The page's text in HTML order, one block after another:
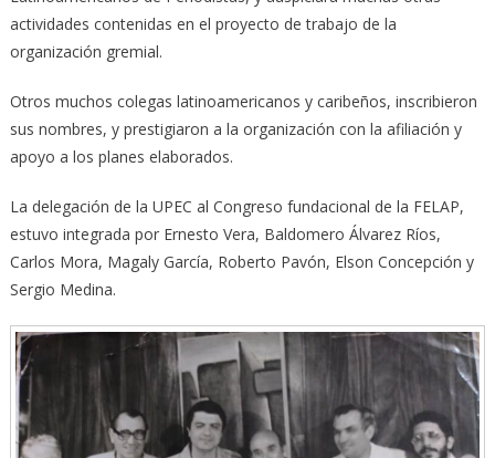
actividades contenidas en el proyecto de trabajo de la
organización gremial.
Otros muchos colegas latinoamericanos y caribeños, inscribieron
sus nombres, y prestigiaron a la organización con la afiliación y
apoyo a los planes elaborados.
La delegación de la UPEC al Congreso fundacional de la FELAP,
estuvo integrada por Ernesto Vera, Baldomero Álvarez Ríos,
Carlos Mora, Magaly García, Roberto Pavón, Elson Concepción y
Sergio Medina.